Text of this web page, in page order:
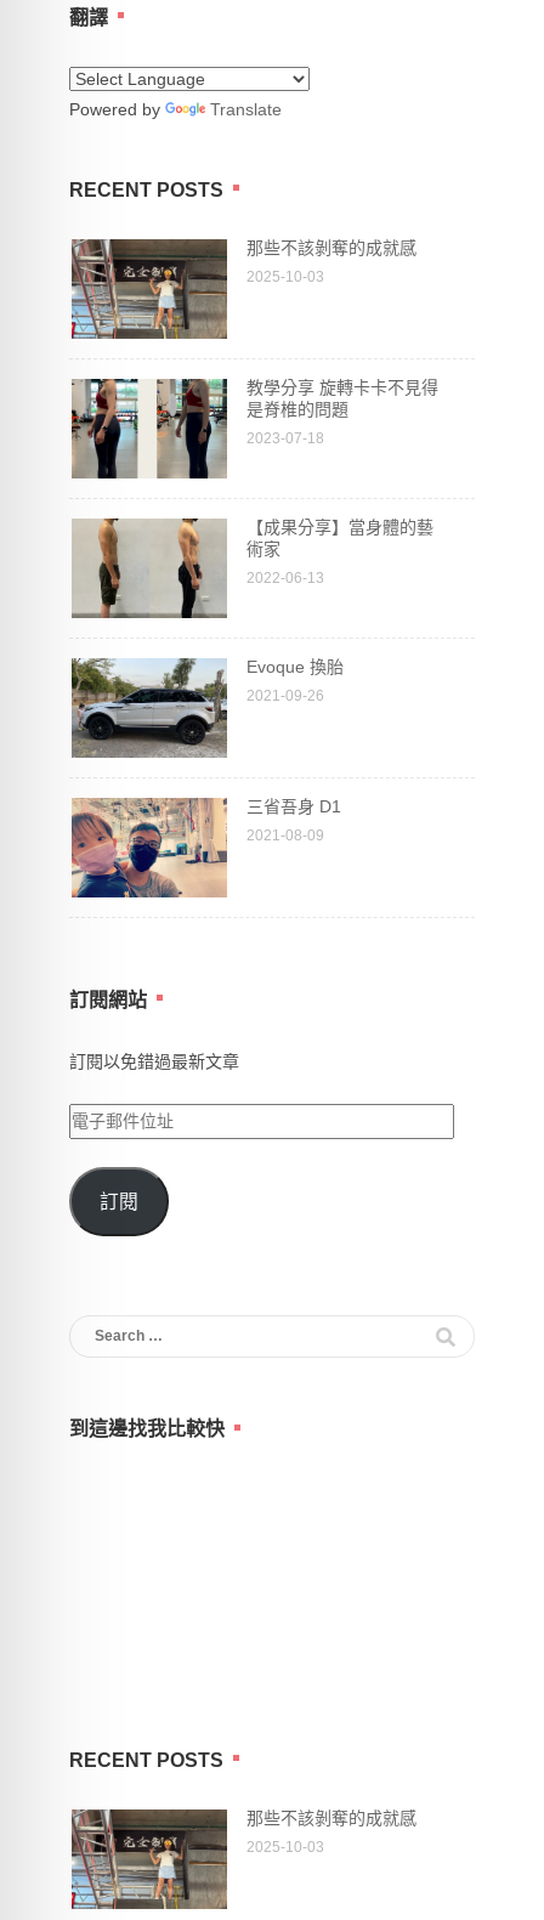
翻譯
Powered by Translate
RECENT POSTS
那些不該剝奪的成就感
2025-10-03
教學分享 旋轉卡卡不見得
是脊椎的問題
2023-07-18
【成果分享】當身體的藝
術家
2022-06-13
Evoque 換胎
2021-09-26
三省吾身 D1
2021-08-09
訂閱網站
訂閱以免錯過最新文章
電
郵
件
訂閱
Search
for:
到這邊找我比較快
RECENT POSTS
那些不該剝奪的成就感
2025-10-03